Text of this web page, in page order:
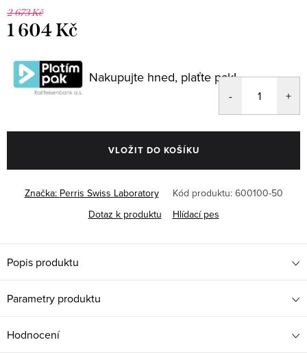
2 673 Kč
1 604 Kč
cena:
Nakupujte hned, plaťte pak!
VLOŽIT DO KOŠÍKU
Značka: Perris Swiss Laboratory Kód produktu: 600100-50
Dotaz k produktu
Hlídací pes
Popis produktu
Parametry produktu
Hodnocení